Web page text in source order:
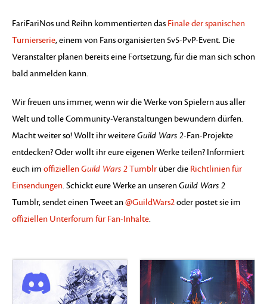
FariFariNos und Reihn kommentierten das Finale der spanischen
Turnierserie, einem von Fans organisierten 5v5-PvP-Event. Die
Veranstalter planen bereits eine Fortsetzung, für die man sich schon
bald anmelden kann.
Wir freuen uns immer, wenn wir die Werke von Spielern aus aller
Welt und tolle Community-Veranstaltungen bewundern dürfen.
Macht weiter so! Wollt ihr weitereGuild Wars 2-Fan-Projekte
entdecken? Oder wollt ihr eure eigenen Werke teilen? Informiert
euch im offiziellenGuild Wars 2Tumblr über die Richtlinien für
Einsendungen. Schickt eure Werke an unserenGuild Wars 2
Tumblr, sendet einen Tweet an@GuildWars2oder postet sie im
offiziellen Unterforum für Fan-Inhalte.